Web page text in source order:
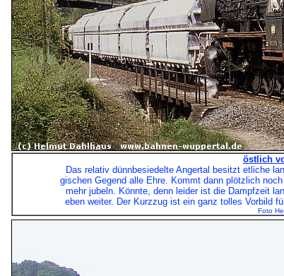
östlich
Das relativ dünnbesiedelte Angertal besitzt etliche
gischen Gegend alle Ehre. Kommt dann plötzlich
mehr jubeln. Könnte, denn leider ist die Dampfzeit
eben weiter. Der Kurzzug ist ein ganz tolles Vorbild
Foto